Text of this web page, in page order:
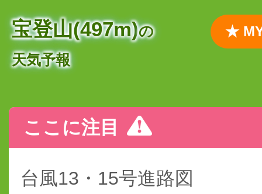
宝登山(497m)の
天気予報
★
ここに注目
台風13・15号進路図